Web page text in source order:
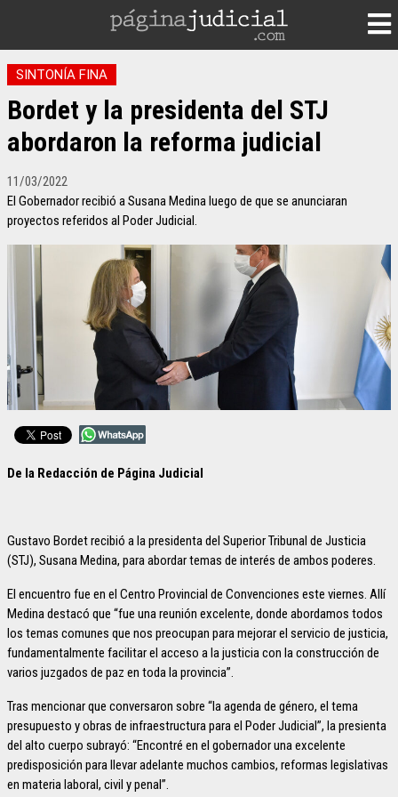
SINTONÍA FINA
Bordet y la presidenta del STJ
abordaron la reforma judicial
11/03/2022
El Gobernador recibió a Susana Medina luego de que se anunciaran
proyectos referidos al Poder Judicial.
De la Redacción de Página Judicial
Gustavo Bordet recibió a la presidenta del Superior Tribunal de Justicia
(STJ), Susana Medina, para abordar temas de interés de ambos poderes.
El encuentro fue en el Centro Provincial de Convenciones este viernes. Allí
Medina destacó que “fue una reunión excelente, donde abordamos todos
los temas comunes que nos preocupan para mejorar el servicio de justicia,
fundamentalmente facilitar el acceso a la justicia con la construcción de
varios juzgados de paz en toda la provincia”.
Tras mencionar que conversaron sobre “la agenda de género, el tema
presupuesto y obras de infraestructura para el Poder Judicial”, la presienta
del alto cuerpo subrayó: “Encontré en el gobernador una excelente
predisposición para llevar adelante muchos cambios, reformas legislativas
en materia laboral, civil y penal”.